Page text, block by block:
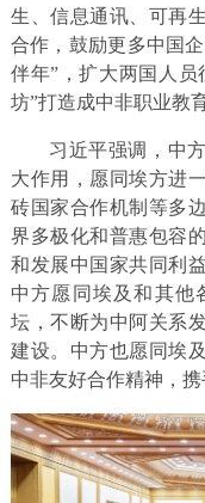
生、信息通讯、可再
合作，鼓励更多中国
伴年”，扩大两国人员
坊”打造成中非职业教
习近平强调，中
大作用，愿同埃方进
砖国家合作机制等多
界多极化和普惠包容
和发展中国家共同利
中方愿同埃及和其他
坛，不断为中阿关系
建设。中方也愿同埃
中非友好合作精神，